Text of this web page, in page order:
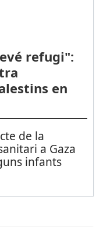
refugi":
en
de la
a Gaza
infants